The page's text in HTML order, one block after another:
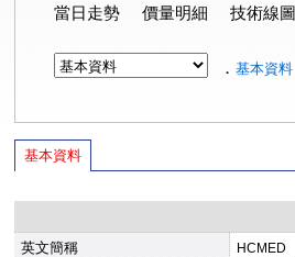
當日走勢 價量明細 技術線圖
． 基本資料
基本資料
英文簡稱 HCMED